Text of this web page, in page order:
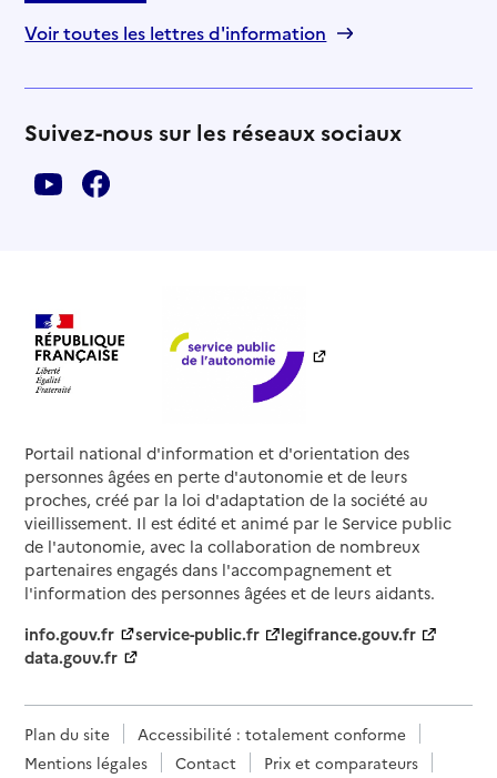
Voir toutes les lettres d'information
Suivez-nous sur les réseaux sociaux
Portail national d'information et d'orientation des
personnes âgées en perte d'autonomie et de leurs
proches, créé par la loi d'adaptation de la société au
vieillissement. Il est édité et animé par le Service public
de l'autonomie, avec la collaboration de nombreux
partenaires engagés dans l'accompagnement et
l'information des personnes âgées et de leurs aidants.
info.gouv.fr
service-public.fr
legifrance.gouv.fr
data.gouv.fr
Plan du site
Accessibilité : totalement conforme
Mentions légales
Contact
Prix et comparateurs